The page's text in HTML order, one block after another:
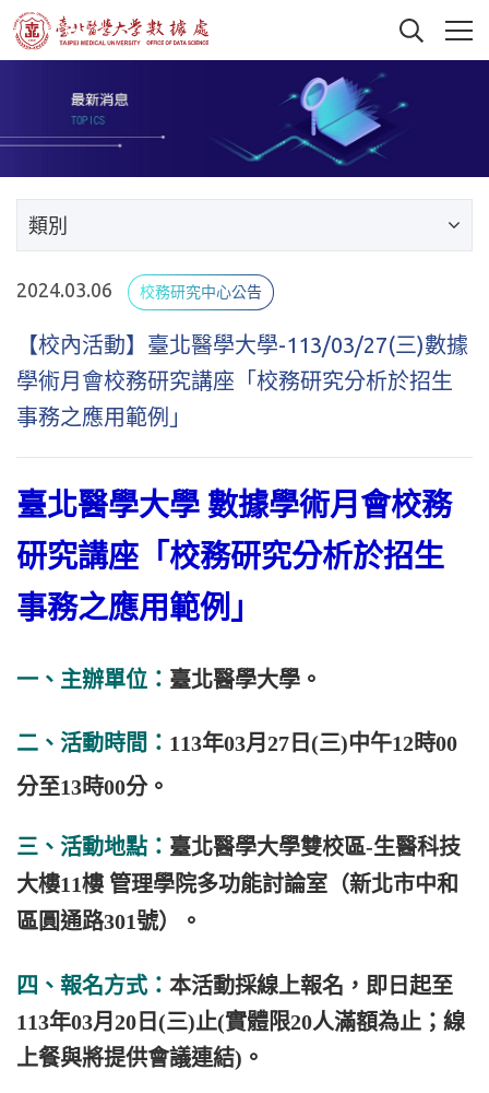
類別
2024.03.06 校務研究中心公告
【校內活動】臺北醫學大學-113/03/27(三)數據
學術月會校務研究講座「校務研究分析於招生
事務之應用範例」
臺北醫學大學 數據學術月會校務
研究講座 「校務研究分析於招生
事務之應用範例」
一、主辦單位： 臺北醫學大學。
二、 活動時間： 113年03月27日(三)中午12時00
分至13時00分。
三、活動地點： 臺北醫學大學雙校區-生醫科技
大樓11樓 管理學院多功能討論室 （新北市中和
區圓通路301號）。
四、報名方式： 本活動採線上報名，即日起至
113年03月20日(三)止(實體限20人滿額為止；線
上餐與將提供會議連結)。